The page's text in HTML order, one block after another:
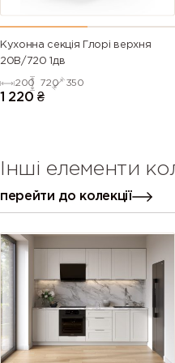
Кухонна секція Глорі верхня
20В/720 1дв
200 720 350
1 220 ₴
Інші елементи
перейти до колекції